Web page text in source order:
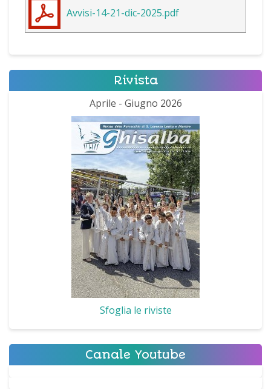
Avvisi-14-21-dic-2025.pdf
Rivista
Aprile - Giugno 2026
Sfoglia le riviste
Canale Youtube